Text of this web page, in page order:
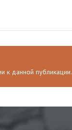
к данной публикации.